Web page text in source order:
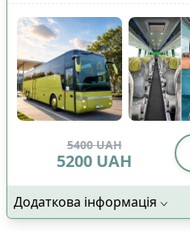
5400 UAH
5200 UAH
Додаткова інформація